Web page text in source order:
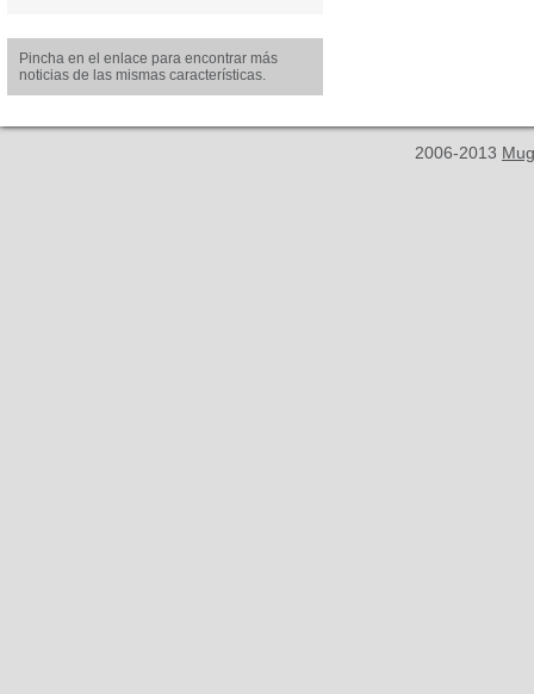
Pincha en el enlace para encontrar más
noticias de las mismas características.
2006-2013